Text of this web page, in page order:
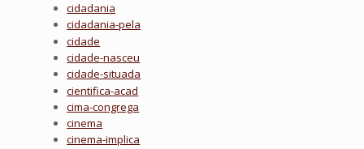
cidadania
cidadania-pela
cidade
cidade-nasceu
cidade-situada
cientifica-acad
cima-congrega
cinema
cinema-implica